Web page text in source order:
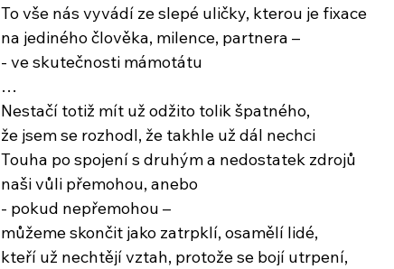
To vše nás vyvádí ze slepé uličky, kterou je fixace
na jediného člověka, milence, partnera –
- ve skutečnosti mámotátu
…
Nestačí totiž mít už odžito tolik špatného,
že jsem se rozhodl, že takhle už dál nechci
Touha po spojení s druhým a nedostatek zdrojů
naši vůli přemohou, anebo
- pokud nepřemohou –
můžeme skončit jako zatrpklí, osamělí lidé,
kteří už nechtějí vztah, protože se bojí utrpení,